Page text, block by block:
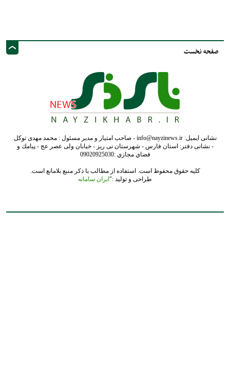
صفحه نخست
نشانی ایمیل: info@nayzinews.ir - صاحب امتیاز و مدیر مسئول : محمد مهدی توکل
- نشانی دفتر: استان فارس - شهرستان نی ریز - خیابان ولی عصر عج - پيامك و
فضاي مجازي :09020925030
کلیه حقوق محفوظ است. استفاده از مطالب با ذکر منبع بلامانع است.
طراحی و تولید :"ایران سامانه